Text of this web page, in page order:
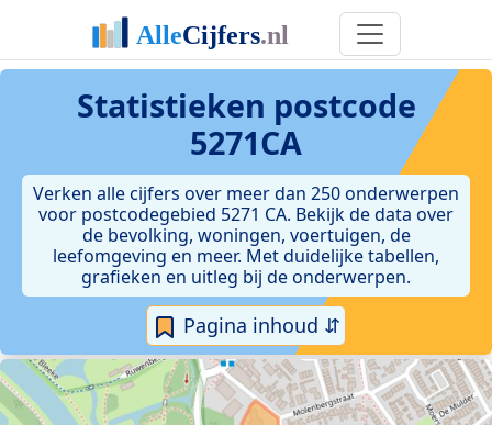
Statistieken postcode
5271CA
Verken alle cijfers over meer dan 250 onderwerpen
voor postcodegebied 5271 CA. Bekijk de data over
de bevolking, woningen, voertuigen, de
leefomgeving en meer. Met duidelijke tabellen,
grafieken en uitleg bij de onderwerpen.
Pagina inhoud ⇵